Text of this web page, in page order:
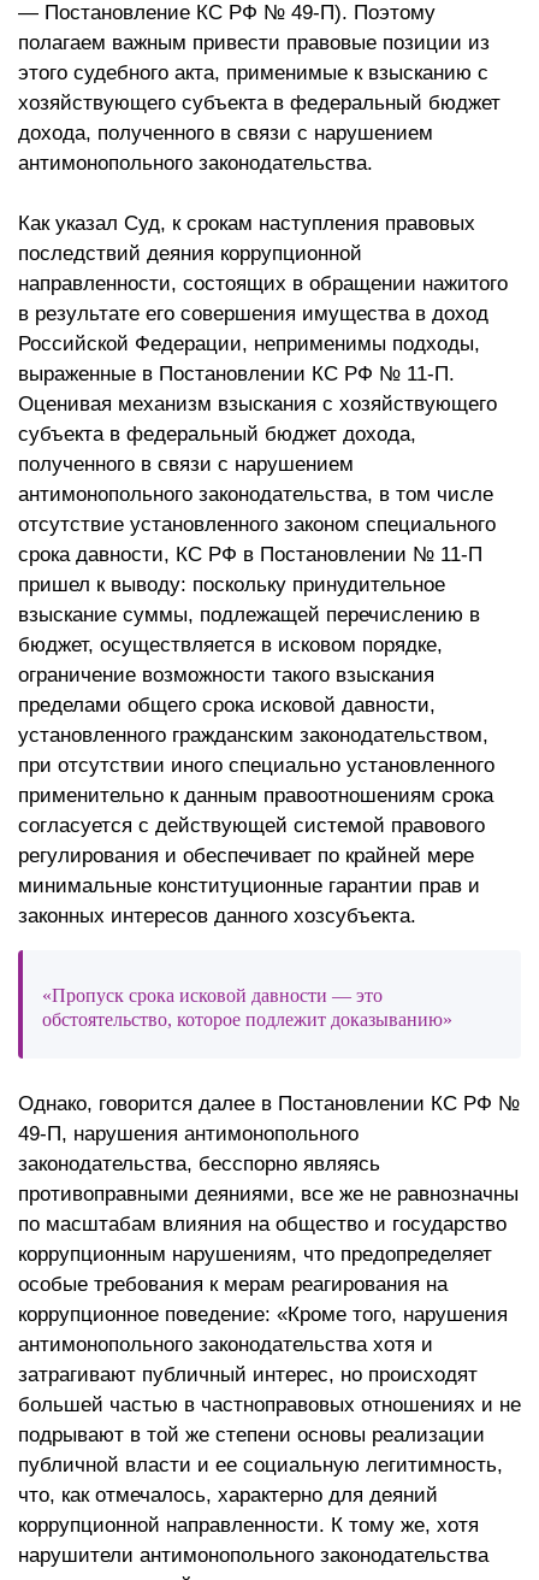
— Постановление КС РФ № 49-П). Поэтому
полагаем важным привести правовые позиции из
этого судебного акта, применимые к взысканию с
хозяйствующего субъекта в федеральный бюджет
дохода, полученного в связи с нарушением
антимонопольного законодательства.
Как указал Суд, к срокам наступления правовых
последствий деяния коррупционной
направленности, состоящих в обращении нажитого
в результате его совершения имущества в доход
Российской Федерации, неприменимы подходы,
выраженные в Постановлении КС РФ № 11-П.
Оценивая механизм взыскания с хозяйствующего
субъекта в федеральный бюджет дохода,
полученного в связи с нарушением
антимонопольного законодательства, в том числе
отсутствие установленного законом специального
срока давности, КС РФ в Постановлении № 11-П
пришел к выводу: поскольку принудительное
взыскание суммы, подлежащей перечислению в
бюджет, осуществляется в исковом порядке,
ограничение возможности такого взыскания
пределами общего срока исковой давности,
установленного гражданским законодательством,
при отсутствии иного специально установленного
применительно к данным правоотношениям срока
согласуется с действующей системой правового
регулирования и обеспечивает по крайней мере
минимальные конституционные гарантии прав и
законных интересов данного хозсубъекта.
«Пропуск срока исковой давности — это
обстоятельство, которое подлежит доказыванию»
Однако, говорится далее в Постановлении КС РФ №
49-П, нарушения антимонопольного
законодательства, бесспорно являясь
противоправными деяниями, все же не равнозначны
по масштабам влияния на общество и государство
коррупционным нарушениям, что предопределяет
особые требования к мерам реагирования на
коррупционное поведение: «Кроме того, нарушения
антимонопольного законодательства хотя и
затрагивают публичный интерес, но происходят
большей частью в частноправовых отношениях и не
подрывают в той же степени основы реализации
публичной власти и ее социальную легитимность,
что, как отмечалось, характерно для деяний
коррупционной направленности. К тому же, хотя
нарушители антимонопольного законодательства